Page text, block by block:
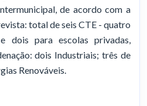
de acordo com a
total de seis CTE - quatro
dois para escolas privadas,
dois Industriais; três de
Renováveis.